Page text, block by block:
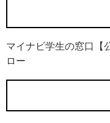
マイナビ学生の窓口【
ロー